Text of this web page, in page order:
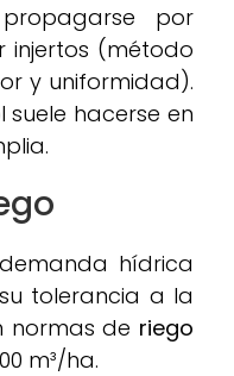
por
injertos (método
y uniformidad).
hacerse en
hídrica
tolerancia a la
normas de riego
m³/ha.